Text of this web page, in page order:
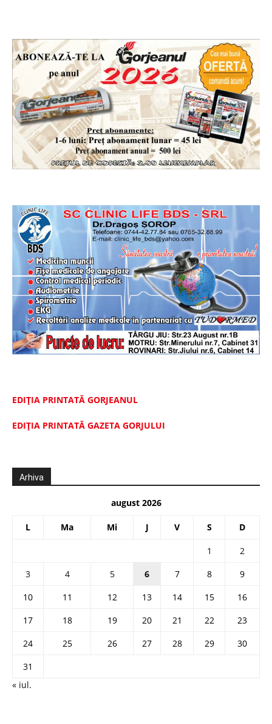
EDIȚIA PRINTATĂ GORJEANUL
EDIŢIA PRINTATĂ GAZETA GORJULUI
Arhiva
august 2026
L Ma Mi J V S D
1
2
3
4 5 6 7 8
9
10
11 12 13 14 15
16
17
18 19 20 21 22
23
24
25 26 27 28 29
30
31
« iul.